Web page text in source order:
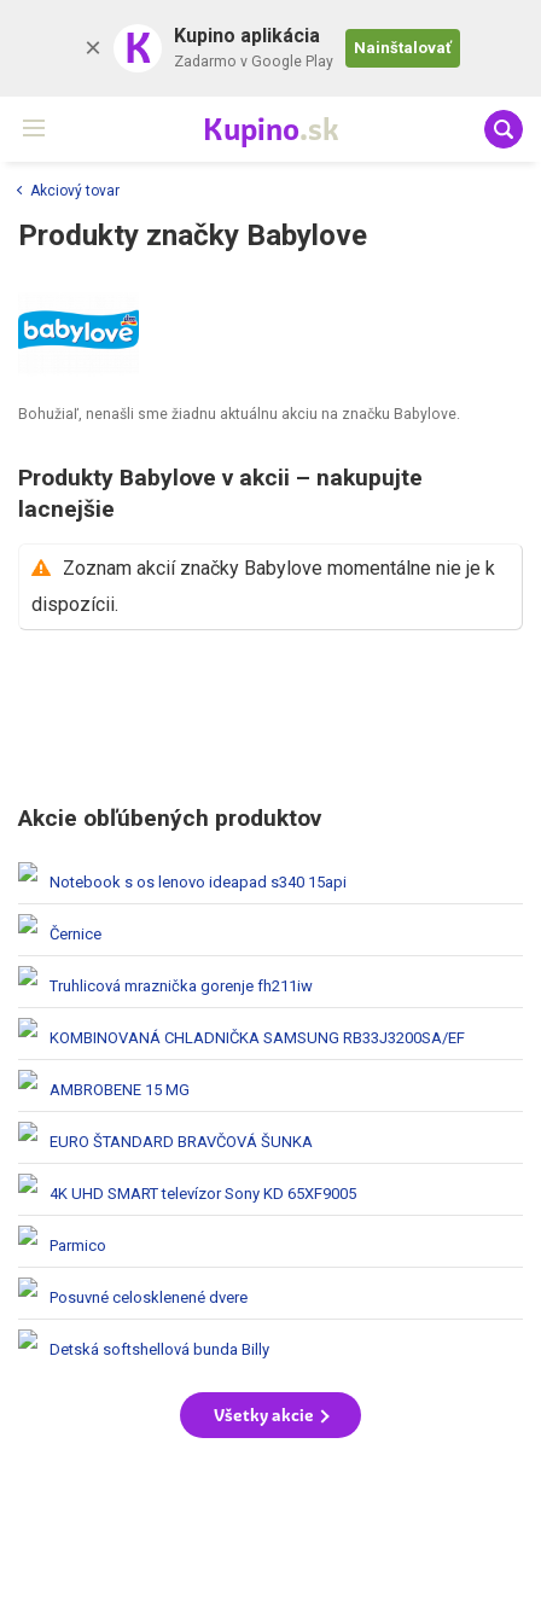
K Kupino aplikácia
Zadarmo v Google Play
Nainštalovať
Kupino.sk
Akciový tovar
Produkty značky Babylove
Bohužiaľ, nenašli sme žiadnu aktuálnu akciu na značku Babylove.
Produkty Babylove v akcii – nakupujte
lacnejšie
Zoznam akcií značky Babylove momentálne nie je k
dispozícii.
Akcie obľúbených produktov
Notebook s os lenovo ideapad s340 15api
Černice
Truhlicová mraznička gorenje fh211iw
KOMBINOVANÁ CHLADNIČKA SAMSUNG RB33J3200SA/EF
AMBROBENE 15 MG
EURO ŠTANDARD BRAVČOVÁ ŠUNKA
4K UHD SMART televízor Sony KD 65XF9005
Parmico
Posuvné celosklenené dvere
Detská softshellová bunda Billy
Všetky akcie